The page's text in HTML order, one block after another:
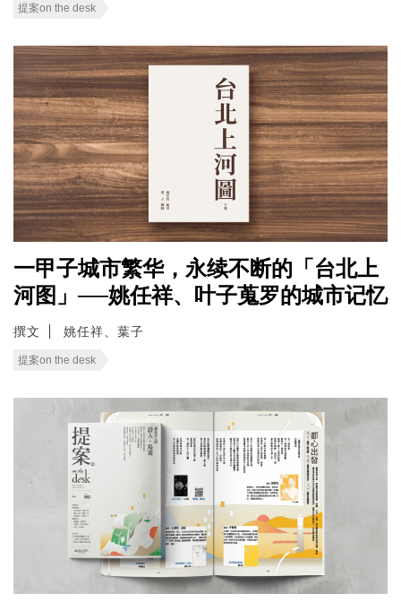
提案on the desk
一甲子城市繁华，永续不断的「台北上
河图」──姚任祥、叶子蒐罗的城市记忆
撰文 姚任祥、葉子
提案on the desk